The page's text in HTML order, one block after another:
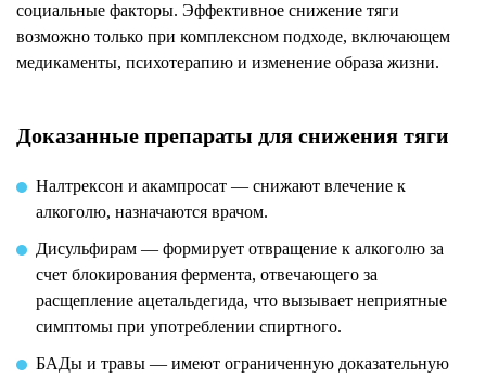
социальные факторы. Эффективное снижение тяги
возможно только при комплексном подходе, включающем
медикаменты, психотерапию и изменение образа жизни.
Доказанные препараты для снижения тяги
Налтрексон и акампросат — снижают влечение к
алкоголю, назначаются врачом.
Дисульфирам — формирует отвращение к алкоголю за
счет блокирования фермента, отвечающего за
расщепление ацетальдегида, что вызывает неприятные
симптомы при употреблении спиртного.
БАДы и травы — имеют ограниченную доказательную